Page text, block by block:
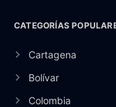
CATEGORÍAS
Cartagena
Bolívar
Colombia